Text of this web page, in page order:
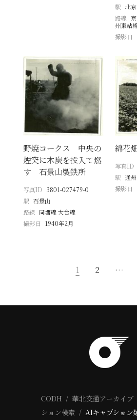
駅 北京
路線
州東站
撮影日
野焼コークス 中央の
煙突に木炭を投入て燃
す 石景山製鉄所
写真ID 3801-027479-0
駅 石景山
路線 同塘線 大台線
撮影日
1940年2月
綿花
写真ID
駅 通州
撮影日
1 2 …
CODH 華北交通アーカイブ
ション検索
AIキャプション